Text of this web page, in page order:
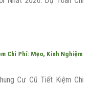
Chi Phí: Mẹo, Kinh Nghiệm
Cư Cũ Tiết Kiệm Chi